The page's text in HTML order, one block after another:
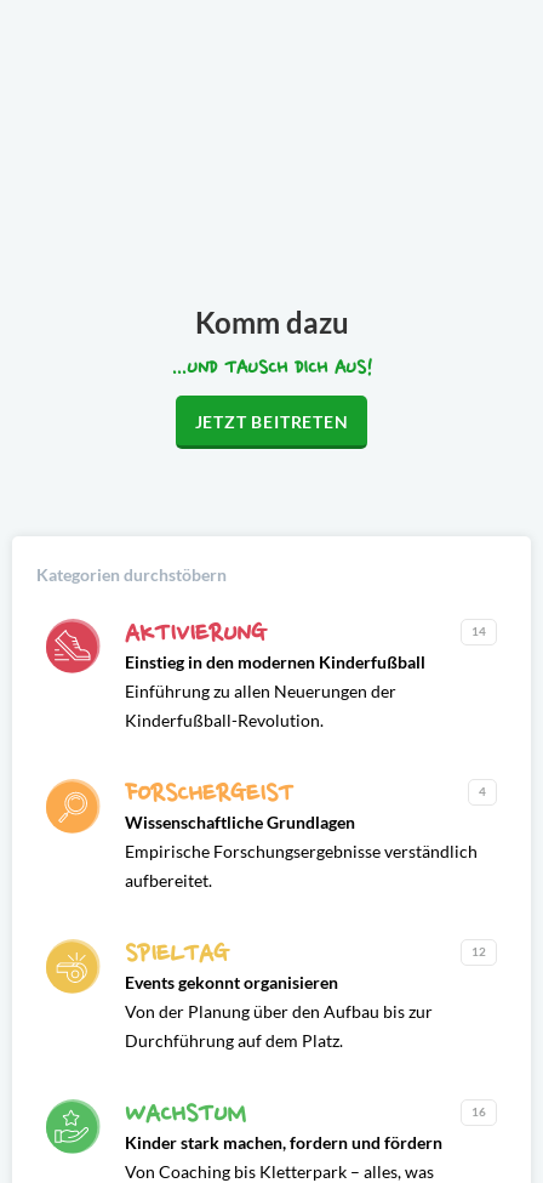
Komm dazu
...UND TAUSCH DICH AUS!
JETZT BEITRETEN
Kategorien durchstöbern
AKTIVIERUNG 14
Einstieg in den modernen Kinderfußball
Einführung zu allen Neuerungen der
Kinderfußball-Revolution.
FORSCHERGEIST 4
Wissenschaftliche Grundlagen
Empirische Forschungsergebnisse verständlich
aufbereitet.
SPIELTAG 12
Events gekonnt organisieren
Von der Planung über den Aufbau bis zur
Durchführung auf dem Platz.
WACHSTUM 16
Kinder stark machen, fordern und fördern
Von Coaching bis Kletterpark – alles, was